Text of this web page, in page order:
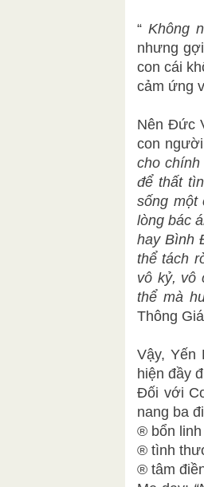
“ Không
nhưng
con cái
cảm ứng
Nên Đức
con
cho
để thất
sống một
lòng bác
hay Bình
thể tách
vô kỷ, vô
thể mà
Thông
Vậy, Yến
hiện đầy
Đối với
nang ba
® bổn
® tình
® tâm